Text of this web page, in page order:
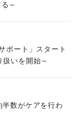
～
ポート」スタート
いを開始～
数がケアを行わ